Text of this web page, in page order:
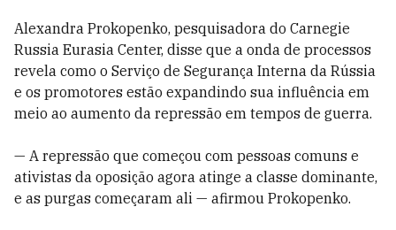
Alexandra Prokopenko, pesquisadora do Carnegie
Russia Eurasia Center, disse que a onda de processos
revela como o Serviço de Segurança Interna da Rússia
e os promotores estão expandindo sua influência em
meio ao aumento da repressão em tempos de guerra.
— A repressão que começou com pessoas comuns e
ativistas da oposição agora atinge a classe dominante,
e as purgas começaram ali — afirmou Prokopenko.